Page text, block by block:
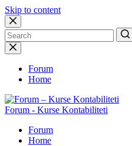
Skip to content
No
results
Forum
Home
Forum - Kurse Kontabiliteti
Forum
Home